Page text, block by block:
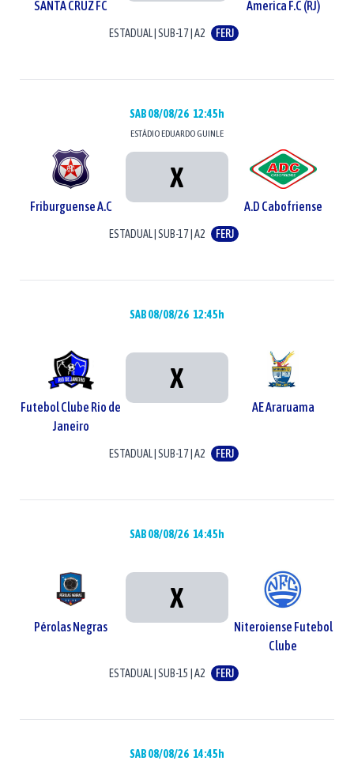
SANTA CRUZ FC America F.C (RJ)
ESTADUAL|SUB-17|A2 FERJ
SAB 08/08/26 12:45h
ESTÁDIOEDUARDO GUINLE
Friburguense A.C
X
A.D Cabofriense
ESTADUAL|SUB-17|A2 FERJ
SAB 08/08/26 12:45h
Futebol Clube Rio de
Janeiro
X
AE Araruama
ESTADUAL|SUB-17|A2 FERJ
SAB 08/08/26 14:45h
Pérolas Negras
X
Niteroiense Futebol
Clube
ESTADUAL|SUB-15 |A2 FERJ
SAB 08/08/26 14:45h